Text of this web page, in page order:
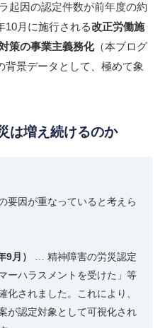
起因の認定件数が前年度の約
10月に施行される改正労働施
策の事業主義務化（本ブログ
背景データとして、極めて象
は増え続けるのか
要因が重なっていると考えら
月）
… 精神障害の労災認定
ーハラスメントを受けた」等
化されました。これにより、
が認定対象として可視化され